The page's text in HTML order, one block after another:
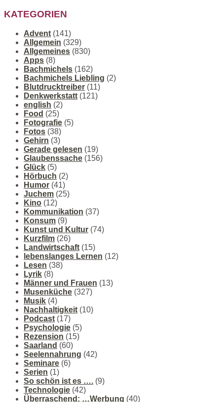
KATEGORIEN
Advent (141)
Allgemein (329)
Allgemeines (830)
Apps (8)
Bachmichels (162)
Bachmichels Liebling (2)
Blutdrucktreiber (11)
Denkwerkstatt (121)
english (2)
Food (25)
Fotografie (5)
Fotos (38)
Gehirn (3)
Gerade gelesen (19)
Glaubenssache (156)
Glück (5)
Hörbuch (2)
Humor (41)
Juchem (25)
Kino (12)
Kommunikation (37)
Konsum (9)
Kunst und Kultur (74)
Kurzfilm (26)
Landwirtschaft (15)
lebenslanges Lernen (12)
Lesen (38)
Lyrik (8)
Männer und Frauen (13)
Musenküche (327)
Musik (4)
Nachhaltigkeit (10)
Podcast (17)
Psychologie (5)
Rezension (15)
Saarland (60)
Seelennahrung (42)
Seminare (6)
Serien (1)
So schön ist es …. (9)
Technologie (42)
Überraschend: …Werbung (40)